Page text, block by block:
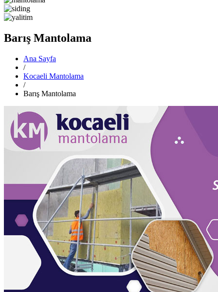
Barış Mantolama
Ana Sayfa
/
Kocaeli Mantolama
/
Barış Mantolama